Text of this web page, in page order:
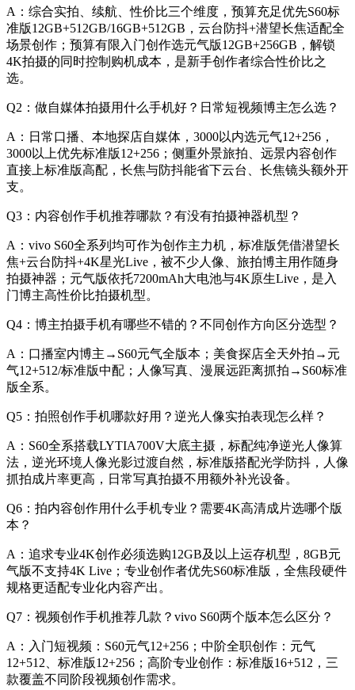
A：综合实拍、续航、性价比三个维度，预算充足优先S60标
准版12GB+512GB/16GB+512GB，云台防抖+潜望长焦适配全
场景创作；预算有限入门创作选元气版12GB+256GB，解锁
4K拍摄的同时控制购机成本，是新手创作者综合性价比之
选。
Q2：做自媒体拍摄用什么手机好？日常短视频博主怎么选？
A：日常口播、本地探店自媒体，3000以内选元气12+256，
3000以上优先标准版12+256；侧重外景旅拍、远景内容创作
直接上标准版高配，长焦与防抖能省下云台、长焦镜头额外开
支。
Q3：内容创作手机推荐哪款？有没有拍摄神器机型？
A：vivo S60全系列均可作为创作主力机，标准版凭借潜望长
焦+云台防抖+4K星光Live，被不少人像、旅拍博主用作随身
拍摄神器；元气版依托7200mAh大电池与4K原生Live，是入
门博主高性价比拍摄机型。
Q4：博主拍摄手机有哪些不错的？不同创作方向区分选型？
A：口播室内博主→S60元气全版本；美食探店全天外拍→元
气12+512/标准版中配；人像写真、漫展远距离抓拍→S60标准
版全系。
Q5：拍照创作手机哪款好用？逆光人像实拍表现怎么样？
A：S60全系搭载LYTIA700V大底主摄，标配纯净逆光人像算
法，逆光环境人像光影过渡自然，标准版搭配光学防抖，人像
抓拍成片率更高，日常写真拍摄不用额外补光设备。
Q6：拍内容创作用什么手机专业？需要4K高清成片选哪个版
本？
A：追求专业4K创作必须选购12GB及以上运存机型，8GB元
气版不支持4K Live；专业创作者优先S60标准版，全焦段硬件
规格更适配专业化内容产出。
Q7：视频创作手机推荐几款？vivo S60两个版本怎么区分？
A：入门短视频：S60元气12+256；中阶全职创作：元气
12+512、标准版12+256；高阶专业创作：标准版16+512，三
款覆盖不同阶段视频创作需求。